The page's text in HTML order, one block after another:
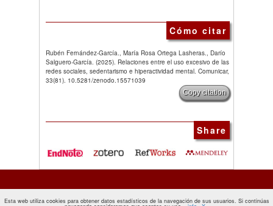
Cómo citar
Rubén Fernández-García., María Rosa Ortega Lasheras., Darío
Salguero-García. (2025). Relaciones entre el uso excesivo de las
redes sociales, sedentarismo e hiperactividad mental. Comunicar,
33(81). 10.5281/zenodo.15571039
Copy citation
Share
Esta web utiliza cookies para obtener datos estadísticos de la navegación de sus usuarios. Si continúas